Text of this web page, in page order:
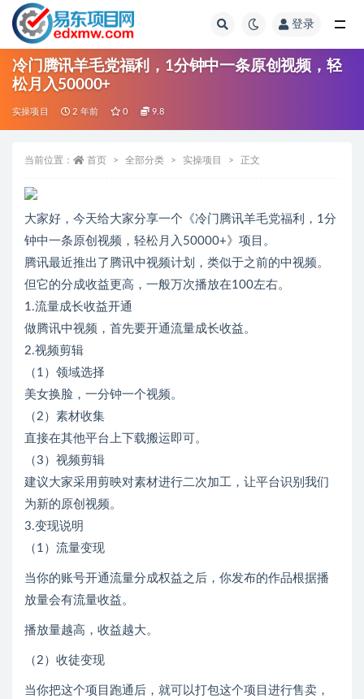
登录
冷门腾讯羊毛党福利，1分钟中一条原创视频，轻
松月入50000+
实操项目 2 年前 0 9.8
当前位置： 首页 全部分类 实操项目 正文
大家好，今天给大家分享一个《冷门腾讯羊毛党福利，1分
钟中一条原创视频，轻松月入50000+》项目。
腾讯最近推出了腾讯中视频计划，类似于之前的中视频。
但它的分成收益更高，一般万次播放在100左右。
1.流量成长收益开通
做腾讯中视频，首先要开通流量成长收益。
2.视频剪辑
（1）领域选择
美女换脸，一分钟一个视频。
（2）素材收集
直接在其他平台上下载搬运即可。
（3）视频剪辑
建议大家采用剪映对素材进行二次加工，让平台识别我们
为新的原创视频。
3.变现说明
（1）流量变现
当你的账号开通流量分成权益之后，你发布的作品根据播
放量会有流量收益。
播放量越高，收益越大。
（2）收徒变现
当你把这个项目跑通后，就可以打包这个项目进行售卖，